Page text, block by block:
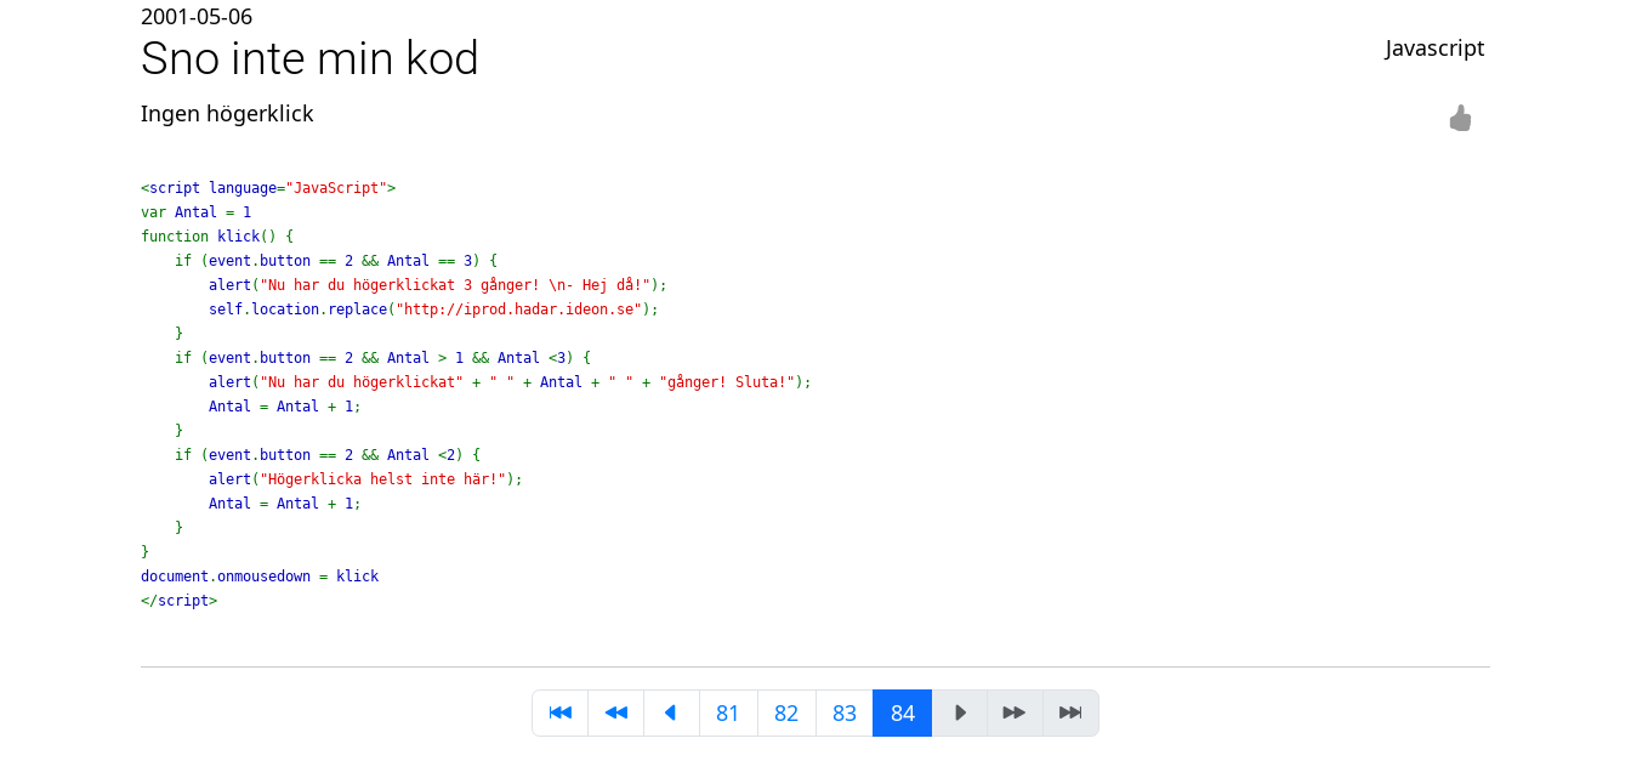
2001-05-06
Sno inte min kod Javascript
Ingen högerklick
<script language="JavaScript">
var Antal =
function
klick() {
    if (
event . button == 2 && Antal == 3) {
alert ( "Nu har du högerklickat 3 gånger! \n- Hej då!" );
self. location. replace( "http://iprod.hadar.ideon.se" );
    }
    if (
event . button == 2 && Antal > 1 && Antal <3) {
alert ( "Nu har du högerklickat" + " " + Antal + " " + "gånger! Sluta!" );
Antal = Antal + 1 ;
    }
    if (
event . button == 2 && Antal <2) {
alert ( "Högerklicka helst inte här!" );
Antal = Antal + 1 ;
    }
document .onmousedown =
</script>
81 82 83 84